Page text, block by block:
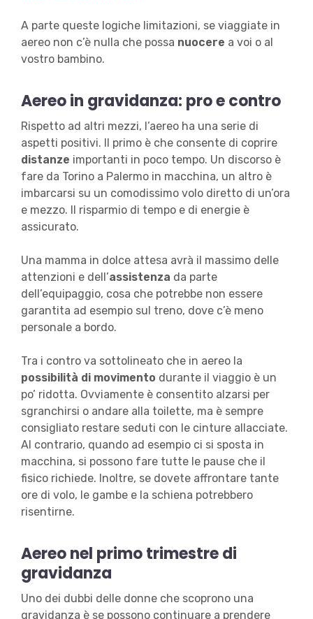
A parte queste logiche limitazioni, se viaggiate in
aereo non c’è nulla che possa nuocere a voi o al
vostro bambino.
Aereo in gravidanza: pro e contro
Rispetto ad altri mezzi, l’aereo ha una serie di
aspetti positivi. Il primo è che consente di coprire
distanze importanti in poco tempo. Un discorso è
fare da Torino a Palermo in macchina, un altro è
imbarcarsi su un comodissimo volo diretto di un’ora
e mezzo. Il risparmio di tempo e di energie è
assicurato.
Una mamma in dolce attesa avrà il massimo delle
attenzioni e dell’assistenza da parte
dell’equipaggio, cosa che potrebbe non essere
garantita ad esempio sul treno, dove c’è meno
personale a bordo.
Tra i contro va sottolineato che in aereo la
possibilità di movimento durante il viaggio è un
po’ ridotta. Ovviamente è consentito alzarsi per
sgranchirsi o andare alla toilette, ma è sempre
consigliato restare seduti con le cinture allacciate.
Al contrario, quando ad esempio ci si sposta in
macchina, si possono fare tutte le pause che il
fisico richiede. Inoltre, se dovete affrontare tante
ore di volo, le gambe e la schiena potrebbero
risentirne.
Aereo nel primo trimestre di
gravidanza
Uno dei dubbi delle donne che scoprono una
gravidanza è se possono continuare a prendere